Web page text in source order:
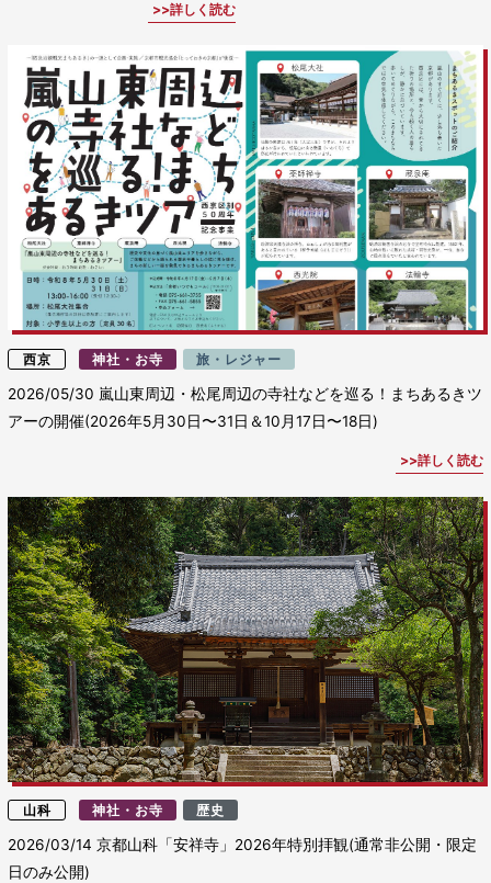
詳しく読む
西京 神社・お寺 旅・レジャー
2026/05/30 嵐山東周辺・松尾周辺の寺社などを巡る！まちあるきツ
アーの開催(2026年5月30日〜31日＆10月17日〜18日)
詳しく読む
山科 神社・お寺 歴史
2026/03/14京都山科「安祥寺」2026年特別拝観(通常非公開・限定
日のみ公開)